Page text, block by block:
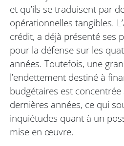
et qu’ils se traduisent par
opérationnelles tangibles.
crédit, a déjà présenté ses
pour la défense sur les
années. Toutefois, une
l’endettement destiné à
budgétaires est
dernières années, ce qui
inquiétudes quant à un
mise en œuvre.